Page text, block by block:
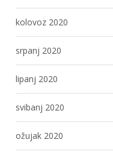
kolovoz 2020
srpanj 2020
lipanj 2020
svibanj 2020
ožujak 2020